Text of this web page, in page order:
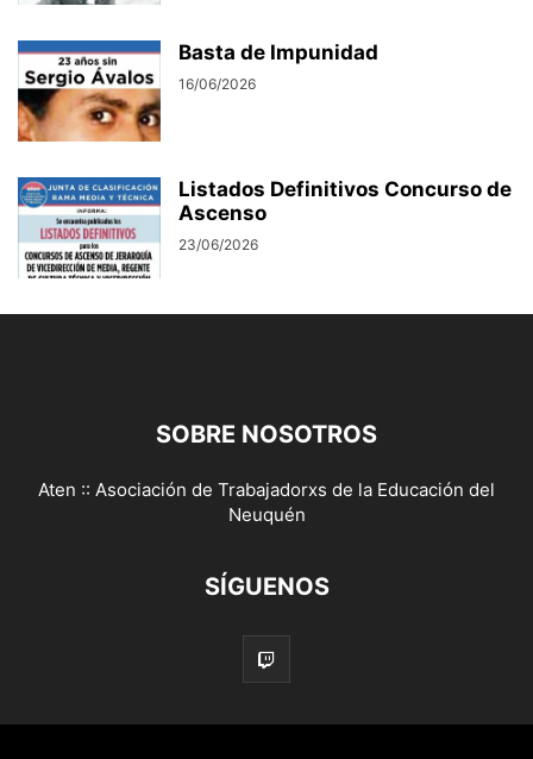
Basta de Impunidad
16/06/2026
Listados Definitivos Concurso de
Ascenso
23/06/2026
SOBRE NOSOTROS
Aten :: Asociación de Trabajadorxs de la Educación del
Neuquén
SÍGUENOS